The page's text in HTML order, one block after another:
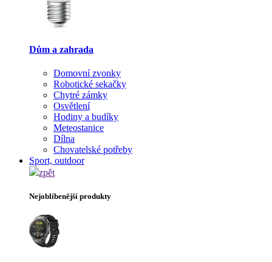
Dům a zahrada
Domovní zvonky
Robotické sekačky
Chytré zámky
Osvětlení
Hodiny a budíky
Meteostanice
Dílna
Chovatelské potřeby
Sport, outdoor
zpět
Nejoblíbenější produkty